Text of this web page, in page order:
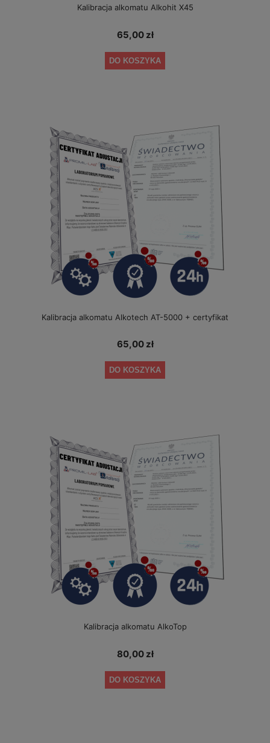
Kalibracja alkomatu Alkohit X45
65,00 zł
DO KOSZYKA
Kalibracja alkomatu Alkotech AT-5000 + certyfikat
65,00 zł
DO KOSZYKA
Kalibracja alkomatu AlkoTop
80,00 zł
DO KOSZYKA